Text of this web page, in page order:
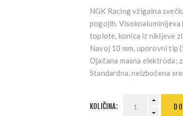
NGK Racing vžigalna
pogojih. Visokoaluminijeva
toplote, konica iz nikljeve
Navoj 10 mm, uporovni tip
Ojačana masna elektroda;
Standardna, neizbočena
KOLIČINA: